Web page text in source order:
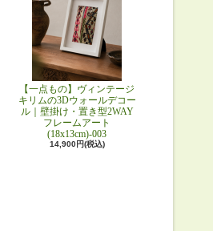
【一点もの】ヴィンテージ
キリムの3Dウォールデコー
ル｜壁掛け・置き型2WAY
フレームアート
(18x13cm)-003
14,900円(税込)